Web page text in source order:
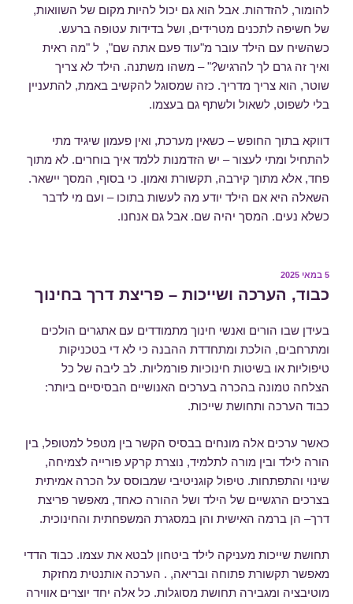
להומור, להזדהות. אבל הוא גם יכול להיות מקום של השוואות,
של חשיפה לתכנים מטרידים, ושל בדידות עטופה ברעש.
כשהשיח עם הילד עובר מ"עוד פעם אתה שם", ל "מה ראית
ואיך זה גרם לך להרגיש?" – משהו משתנה. הילד לא צריך
שוטר, הוא צריך מדריך. כזה שמסוגל להקשיב באמת, להתעניין
בלי לשפוט, לשאול ולשתף גם בעצמו.
דווקא בתוך החופש – כשאין מערכת, ואין פעמון שיגיד מתי
להתחיל ומתי לעצור – יש הזדמנות ללמד איך בוחרים. לא מתוך
פחד, אלא מתוך קירבה, תקשורת ואמון. כי בסוף, המסך יישאר.
השאלה היא אם הילד יודע מה לעשות בתוכו – ועם מי לדבר
כשלא נעים. המסך יהיה שם. אבל גם אנחנו.
פורסם
5 במאי 2025
כבוד, הערכה ושייכות – פריצת דרך בחינוך
בעידן שבו הורים ואנשי חינוך מתמודדים עם אתגרים הולכים
ומתרחבים, הולכת ומתחדדת ההבנה כי לא די בטכניקות
טיפוליות או בשיטות חינוכיות פורמליות. לב ליבה של כל
הצלחה טמונה בהכרה בערכים האנושיים הבסיסיים ביותר:
כבוד הערכה ותחושת שייכות.
כאשר ערכים אלה מונחים בבסיס הקשר בין מטפל למטופל, בין
הורה לילד ובין מורה לתלמיד, נוצרת קרקע פורייה לצמיחה,
שינוי והתפתחות. טיפול קוגניטיבי שמבוסס על הכרה אמיתית
בצרכים הרגשיים של הילד ושל ההורה כאחד, מאפשר פריצת
דרך– הן ברמה האישית והן במסגרת המשפחתית והחינוכית.
תחושת שייכות מעניקה לילד ביטחון לבטא את עצמו. כבוד הדדי
מאפשר תקשורת פתוחה ובריאה, . הערכה אותנטית מחזקת
מוטיבציה ומגבירה תחושת מסוגלות. כל אלה יחד יוצרים אווירה